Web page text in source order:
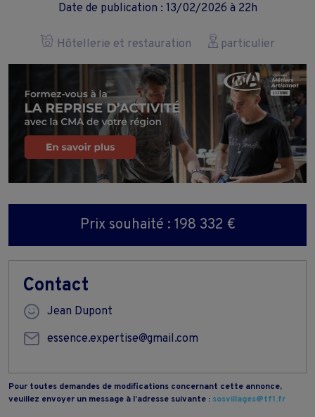
Date de publication : 13/02/2026 à 22h
Hôtellerie et restauration particulier
Prix souhaité : 198 332 €
Contact
Jean Dupont
essence.expertise@gmail.com
Pour toutes demandes de modifications concernant cette annonce,
veuillez envoyer un message à l’adresse suivante : sosvillages@tf1.fr